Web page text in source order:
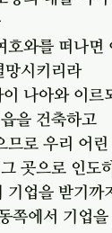
호와를 떠나
망시키리라
나아와 이
을 건축하고
므로 우리 어
곳으로 인도
기업을 받기까
쪽에서 기업